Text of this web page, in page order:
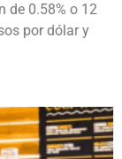
de 0.58% o 12
por dólar y